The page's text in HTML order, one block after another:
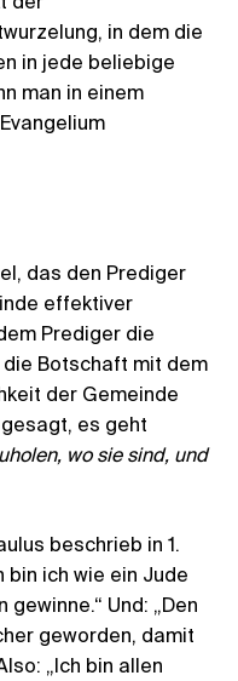
der
in dem die
in jede beliebige
man in einem
das den Prediger
effektiver
Prediger die
die Botschaft mit dem
der Gemeinde
es geht
wo sie sind, und
beschrieb in 1.
bin ich wie ein Jude
Und: „Den
geworden, damit
„Ich bin allen